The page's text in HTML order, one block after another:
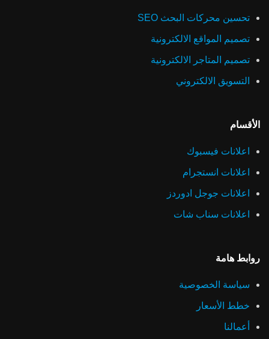
تحسين محركات البحث SEO
تصميم المواقع الالكترونية
تصميم المتاجر الالكترونية
التسويق الالكتروني
الأقسام
اعلانات فيسبوك
اعلانات انستجرام
اعلانات جوجل ادوردز
اعلانات سناب شات
روابط هامة
سياسة الخصوصية
خطط الأسعار
أعمالنا